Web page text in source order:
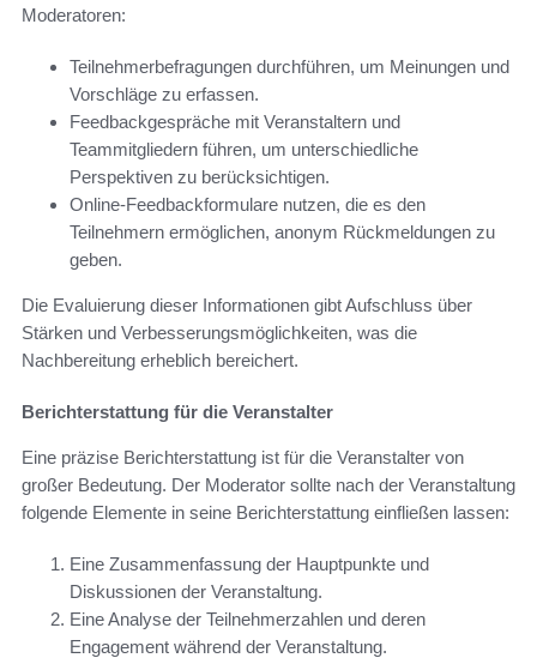
Moderatoren:
Teilnehmerbefragungen durchführen, um Meinungen und
Vorschläge zu erfassen.
Feedbackgespräche mit Veranstaltern und
Teammitgliedern führen, um unterschiedliche
Perspektiven zu berücksichtigen.
Online-Feedbackformulare nutzen, die es den
Teilnehmern ermöglichen, anonym Rückmeldungen zu
geben.
Die Evaluierung dieser Informationen gibt Aufschluss über
Stärken und Verbesserungsmöglichkeiten, was die
Nachbereitung erheblich bereichert.
Berichterstattung für die Veranstalter
Eine präzise Berichterstattung ist für die Veranstalter von
großer Bedeutung. Der Moderator sollte nach der Veranstaltung
folgende Elemente in seine Berichterstattung einfließen lassen:
Eine Zusammenfassung der Hauptpunkte und
Diskussionen der Veranstaltung.
Eine Analyse der Teilnehmerzahlen und deren
Engagement während der Veranstaltung.